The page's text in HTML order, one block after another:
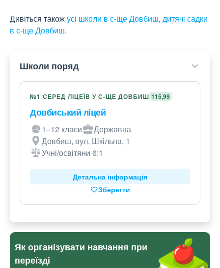
Дивіться такожусі школи в с-ще Довбиш, дитячі садки
в с-ще Довбиш.
Школи поряд
№1 СЕРЕД ЛІЦЕЇВ У С-ЩЕ ДОВБИШ 115,99
Довбиський ліцей
1–12 класи
Державна
Довбиш, вул. Шкільна, 1
Учні/освітяни 6:1
Детальна інформація
Зберегти
Як організувати навчання при
переїзді